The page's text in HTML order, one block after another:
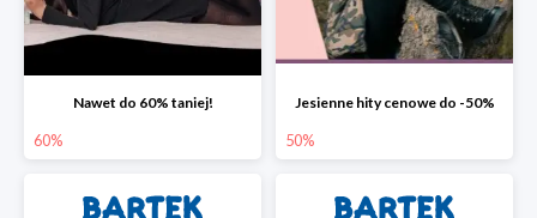
Nawet do 60% taniej!
60%
Jesienne hity cenowe do -50%
50%